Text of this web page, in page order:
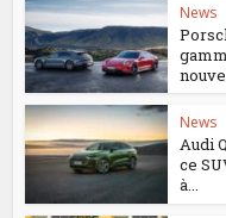
News
News
Audi
ce
à...